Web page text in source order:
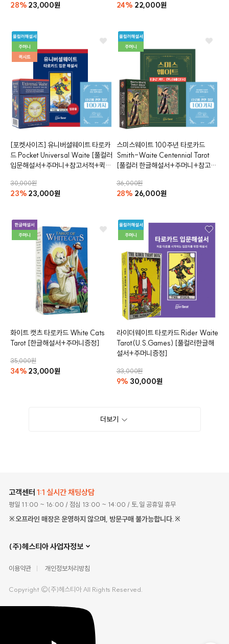
카드
28% 23,000원 24% 22,000원
[포켓사이즈] 유니버셜웨이트 타로카
드 Pocket Universal Waite [풀컬러
입문해설서+주머니+참고서적+퀵시
30,000원
23% 23,000원
스미스웨이트 100주년 타로카드
Smith-Waite Centennial Tarot
[풀컬러 한글해설서+주머니+참고서
36,000원
28% 26,000원
화이트 캣츠 타로카드 White Cats
Tarot [한글해설서+주머니증정]
35,000원
34% 23,000원
라이더웨이트 타로카드Rider Waite
Tarot(U.S.Games) [풀컬러한글해
설서+주머니증정]
33,000원
9% 30,000원
더보기
고객센터 1:1 실시간 채팅상담
평일 11:00 ~ 16:00 / 점심 13:00 ~ 14:00 / 토,일 공휴일 휴무
※오프라인 매장은 운영하지 않으며, 방문구매 불가능합니다.※
(주)헤스티아 사업자정보
이용약관 개인정보처리방침
Copyright ©(주)헤스티아 All Rights Reserved.